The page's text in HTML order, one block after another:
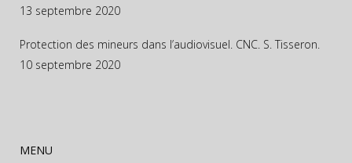
13 septembre 2020
Protection des mineurs dans l’audiovisuel. CNC. S. Tisseron.
10 septembre 2020
MENU